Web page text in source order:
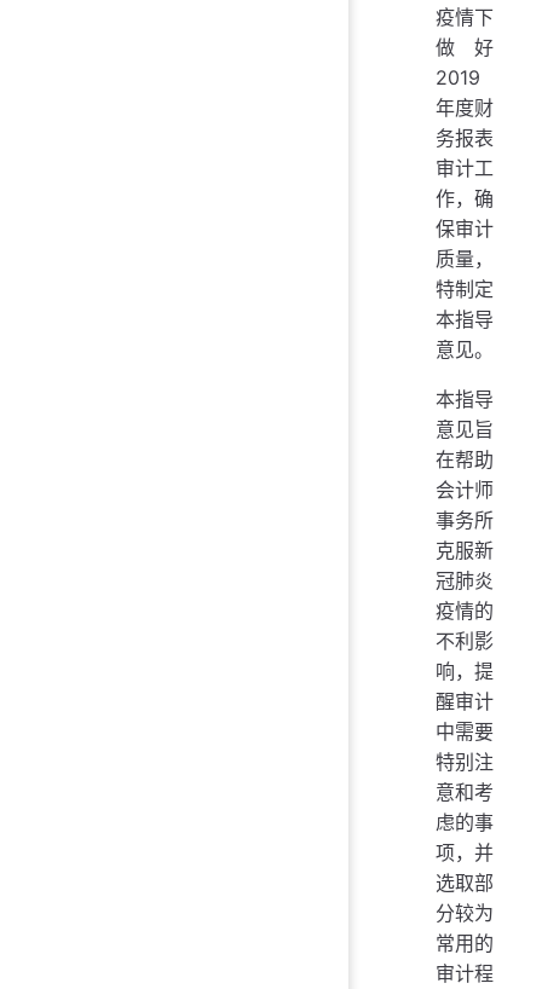
疫情下
做好
2019
年度财
务报表
审计工
作，确
保审计
质量，
特制定
本指导
意见。
本指导
意见旨
在帮助
会计师
事务所
克服新
冠肺炎
疫情的
不利影
响，提
醒审计
中需要
特别注
意和考
虑的事
项，并
选取部
分较为
常用的
审计程